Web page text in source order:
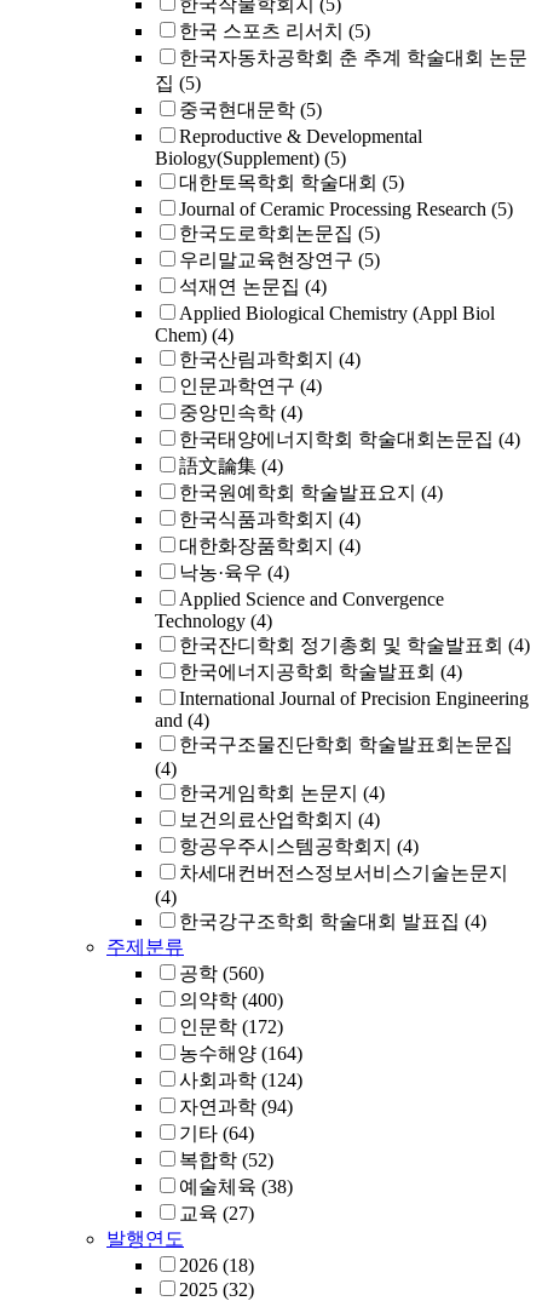
한국작물학회지 (5)
한국 스포츠 리서치 (5)
한국자동차공학회 춘 추계 학술대회 논문
집 (5)
중국현대문학 (5)
Reproductive & Developmental
Biology(Supplement) (5)
대한토목학회 학술대회 (5)
Journal of Ceramic Processing Research (5)
한국도로학회논문집 (5)
우리말교육현장연구 (5)
석재연 논문집 (4)
Applied Biological Chemistry (Appl Biol
Chem) (4)
한국산림과학회지 (4)
인문과학연구 (4)
중앙민속학 (4)
한국태양에너지학회 학술대회논문집 (4)
語文論集 (4)
한국원예학회 학술발표요지 (4)
한국식품과학회지 (4)
대한화장품학회지 (4)
낙농·육우 (4)
Applied Science and Convergence
Technology (4)
한국잔디학회 정기총회 및 학술발표회 (4)
한국에너지공학회 학술발표회 (4)
International Journal of Precision Engineering
and (4)
한국구조물진단학회 학술발표회논문집
(4)
한국게임학회 논문지 (4)
보건의료산업학회지 (4)
항공우주시스템공학회지 (4)
차세대컨버전스정보서비스기술논문지
(4)
한국강구조학회 학술대회 발표집 (4)
주제분류
공학 (560)
의약학 (400)
인문학 (172)
농수해양 (164)
사회과학 (124)
자연과학 (94)
기타 (64)
복합학 (52)
예술체육 (38)
교육 (27)
발행연도
2026 (18)
2025 (32)